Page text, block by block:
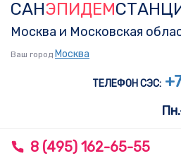
Skip
links
Skip
to
primary
content
САНЭПИДЕМ
Москва и Московская
Ваш город Москва
ТЕЛЕФОН СЭС:
8 (495) 162-65-55